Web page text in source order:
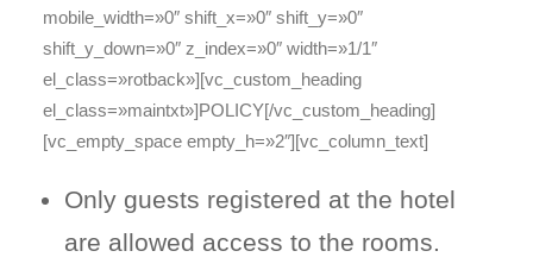
mobile_width=»0″ shift_x=»0″ shift_y=»0″
shift_y_down=»0″ z_index=»0″ width=»1/1″
el_class=»rotback»][vc_custom_heading
el_class=»maintxt»]POLICY[/vc_custom_heading]
[vc_empty_space empty_h=»2″][vc_column_text]
Only guests registered at the hotel
are allowed access to the rooms.